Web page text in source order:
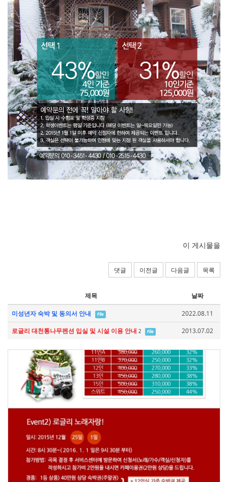
이 게시물을
댓글 이전글 다음글 목록
제목 날짜
미성년자 숙박 및 동의서 안내 File
2022.08.11
로글리 대천통나무펜션 입실 및 시설 이용 안내 2 File 2013.07.02